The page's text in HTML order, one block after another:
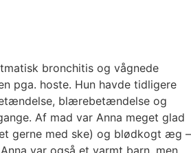
bronchitis og vågnede
pga. hoste. Hun havde tidligere
blærebetændelse og
Af mad var Anna meget glad
gerne med ske) og blødkogt æg –